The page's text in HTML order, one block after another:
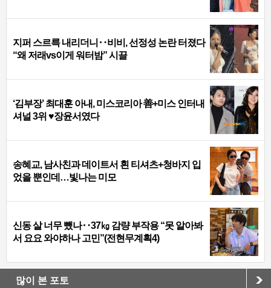
지퍼 스르륵 내리더니‥비비, 선정성 논란 터졌다
“왜 저래vs이게 워터밤” 시끌
‘김부장’ 최대훈 아내, 미스코리아 善+미스 인터내
셔널 3위 ♥장윤서였다
송혜교, 남사친과 데이트서 흰 티셔츠+청바지 입
었을 뿐인데…빛나는 미모
신동 살 너무 뺐나‥37㎏ 감량 부작용 “못 알아봐
서 요요 와야하나 고민”(전현무계획4)
많이 본 포토